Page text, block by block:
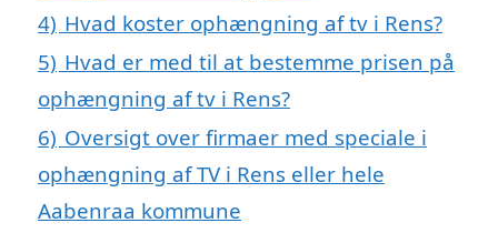
4) Hvad koster ophængning af tv i Rens?
5) Hvad er med til at bestemme prisen på
ophængning af tv i Rens?
6) Oversigt over firmaer med speciale i
ophængning af TV i Rens eller hele
Aabenraa kommune